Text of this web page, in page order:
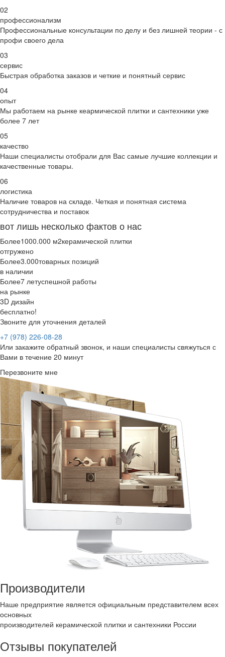
02
профессионализм
Профессиональные консультации по делу и без лишней теории - с
профи своего дела
03
сервис
Быстрая обработка заказов и четкие и понятный сервис
04
опыт
Мы работаем на рынке кеармической плитки и сантехники уже
более 7 лет
05
качество
Наши специалисты отобрали для Вас самые лучшие коллекции и
качественные товары.
06
логистика
Наличие товаров на складе. Четкая и понятная система
сотрудничества и поставок
вот лишь несколько фактов о нас
Более1000.000 м2керамической плитки
отгружено
Более3.000товарных позиций
в наличии
Более7 летуспешной работы
на рынке
3D дизайн
бесплатно!
Звоните для уточнения деталей
+7 (978) 226-08-28
Или закажите обратный звонок, и наши специалисты свяжуться с
Вами в течение 20 минут
Перезвоните мне
Производители
Наше предприятие является официальным представителем всех
основных
производителей керамической плитки и сантехники России
Отзывы покупателей